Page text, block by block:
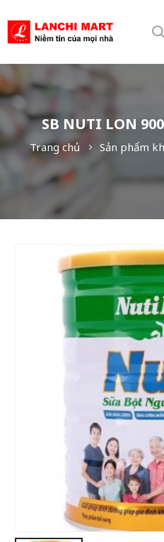
SB NUTI LON
Trang chủ Sản phẩm